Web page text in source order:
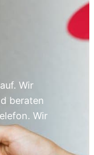
Wir
beraten
Wir